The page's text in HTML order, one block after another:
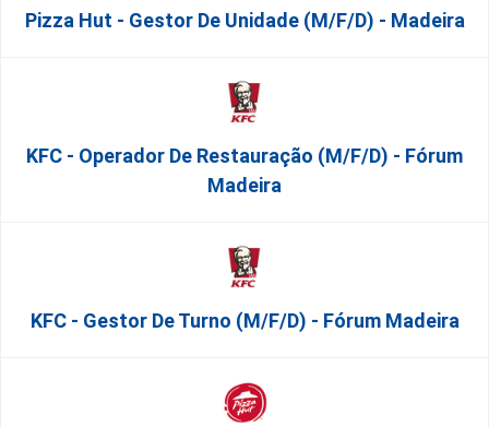
Pizza Hut - Gestor De Unidade (m/f/d) - Madeira
KFC - Operador De Restauração (m/f/d) - Fórum
Madeira
KFC - Gestor De Turno (m/f/d) - Fórum Madeira